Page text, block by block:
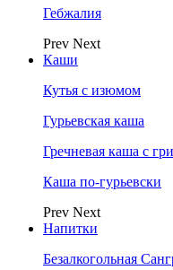
Гебжалия
Prev Next
Каши
Кутья с изюмом
Гурьевская каша
Гречневая каша с
Каша по-гурьевски
Prev Next
Напитки
Безалкогольная